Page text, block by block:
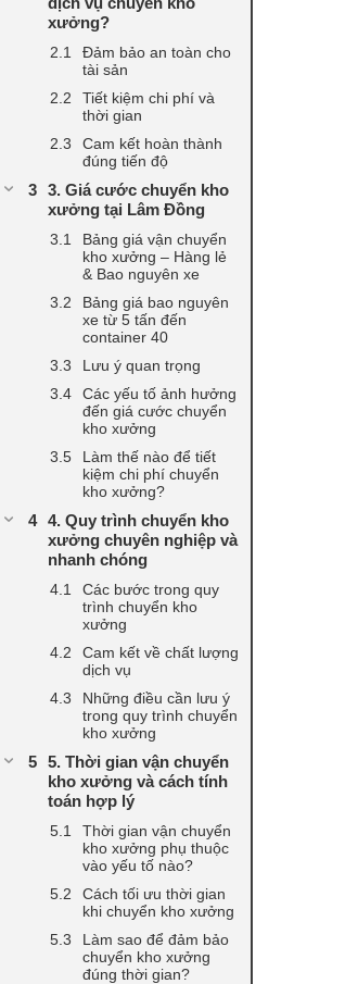
xưởng?
Đảm bảo an toàn cho
tài sản
Tiết kiệm chi phí và
thời gian
Cam kết hoàn thành
đúng tiến độ
3. Giá cước chuyển kho
xưởng tại Lâm Đồng
Bảng giá vận chuyển
kho xưởng – Hàng lẻ
& Bao nguyên xe
Bảng giá bao nguyên
xe từ 5 tấn đến
container 40
Lưu ý quan trọng
Các yếu tố ảnh hưởng
đến giá cước chuyển
kho xưởng
Làm thế nào để tiết
kiệm chi phí chuyển
kho xưởng?
4. Quy trình chuyển kho
xưởng chuyên nghiệp và
nhanh chóng
Các bước trong quy
trình chuyển kho
xưởng
Cam kết về chất lượng
dịch vụ
Những điều cần lưu ý
trong quy trình chuyển
kho xưởng
5. Thời gian vận chuyển
kho xưởng và cách tính
toán hợp lý
Thời gian vận chuyển
kho xưởng phụ thuộc
vào yếu tố nào?
Cách tối ưu thời gian
khi chuyển kho xưởng
Làm sao để đảm bảo
chuyển kho xưởng
đúng thời gian?